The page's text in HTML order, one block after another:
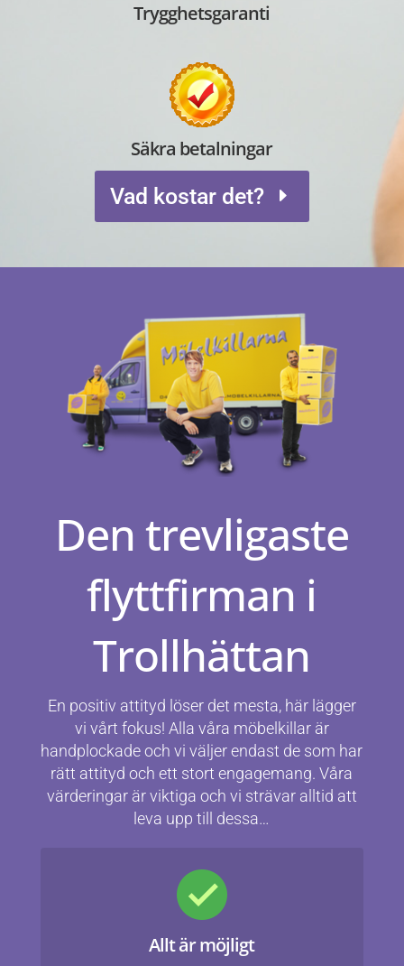
Trygghetsgaranti
Säkra betalningar
Vad kostar det?
Den trevligaste
flyttfirman i
Trollhättan
En positiv attityd löser det mesta, här lägger
vi vårt fokus! Alla våra möbelkillar är
handplockade och vi väljer endast de som har
rätt attityd och ett stort engagemang. Våra
värderingar är viktiga och vi strävar alltid att
leva upp till dessa…
Allt är möjligt